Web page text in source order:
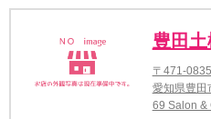
豊田
〒471-0835
愛知県豊
69 Salon &